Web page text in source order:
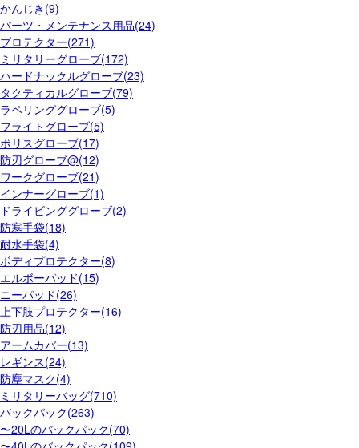
かんじき(9)
パーツ・メンテナンス用品(24)
プロテクター(271)
ミリタリーグローブ(172)
ハードナックルグローブ(23)
タクティカルグローブ(79)
ラペリンググローブ(5)
フライトグローブ(5)
ポリスグローブ(17)
防刃グローブ@(12)
ワークグローブ(21)
インナーグローブ(1)
ドライビンググローブ(2)
防寒手袋(18)
耐水手袋(4)
ボディプロテクター(8)
エルボーパッド(15)
ニーパッド(26)
上下肢プロテクター(16)
防刃用品(12)
アームカバー(13)
レギンス(24)
防塵マスク(4)
ミリタリーバッグ(710)
バックパック(263)
〜20Lのバックパック(70)